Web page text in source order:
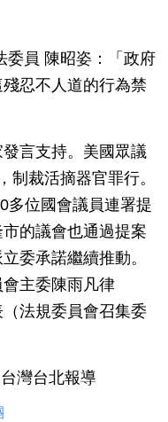
委員 陳昭姿：「政府
忍不人道的行為禁
言支持。美國眾議
制裁活摘器官罪行。
多位國會議員連署提
的議會也通過提案
委承諾繼續推動。
主委陳雨凡律
法規委員會召集委
灣台北報導